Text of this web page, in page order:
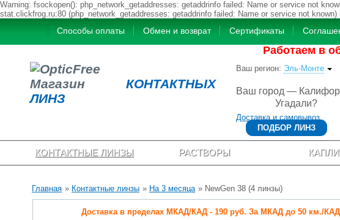
Warning: fsockopen(): php_network_getaddresses: getaddrinfo failed: Name or service not
stat.clickfrog.ru:80 (php_network_getaddresses: getaddrinfo failed: Name or service not
Способы оплаты Обмен и возврат Сертификаты
Работаем в
Магазин КОНТАКТНЫХ
ЛИНЗ
Ваш регион: Эль-Монте
Ваш город —
Угадали?
Доставка и самовывоз
ПОДБОР ЛИНЗ
КОНТАКТНЫЕ ЛИНЗЫ РАСТВОРЫ КАПЛИ
Главная » Контактные линзы » На 3 месяца » NewGen 38 (4 линзы)
Доставка в пределах МКАД/КАД - 190 руб. За МКАД до 50 км./КАД